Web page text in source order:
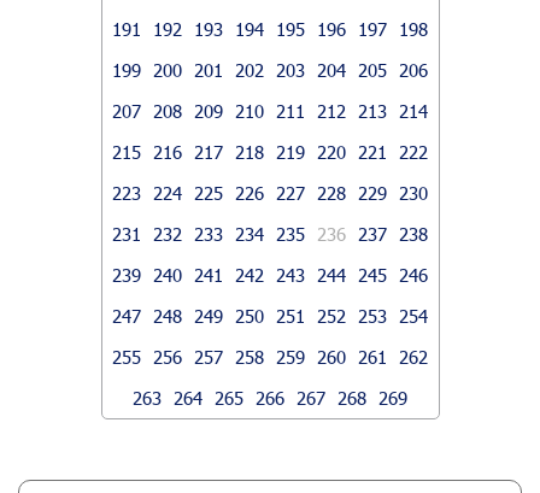
191
192 193 194 195 196 197
198
199
200 201 202 203 204 205
206
207
208 209 210 211 212 213
214
215
216 217 218 219 220 221
222
223
224 225 226 227 228 229
230
231
232 233 234 235 236 237
238
239
240 241 242 243 244 245
246
247
248 249 250 251 252 253
254
255
256 257 258 259 260 261
262
263
264 265 266 267 268 269